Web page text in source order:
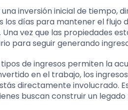
inversión inicial de tiempo,
días para mantener el flujo
vez que las propiedades
para seguir generando
de ingresos permiten la
en el trabajo, los
directamente involucrado.
buscan construir un